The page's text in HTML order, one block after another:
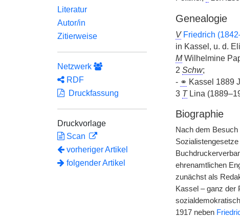
Literatur
Autor/in
Zitierweise
Netzwerk
RDF
Druckfassung
Druckvorlage
Scan
vorheriger Artikel
folgender Artikel
Genealogie
V Friedrich
in Kassel, u. d.
MWilhelmine
2 Schw;
- ⚭ Kassel 1889
3 TLina
Biographie
Nach dem
ehrenamtlichen
zunächst als
Kassel – ganz der
1917 neben